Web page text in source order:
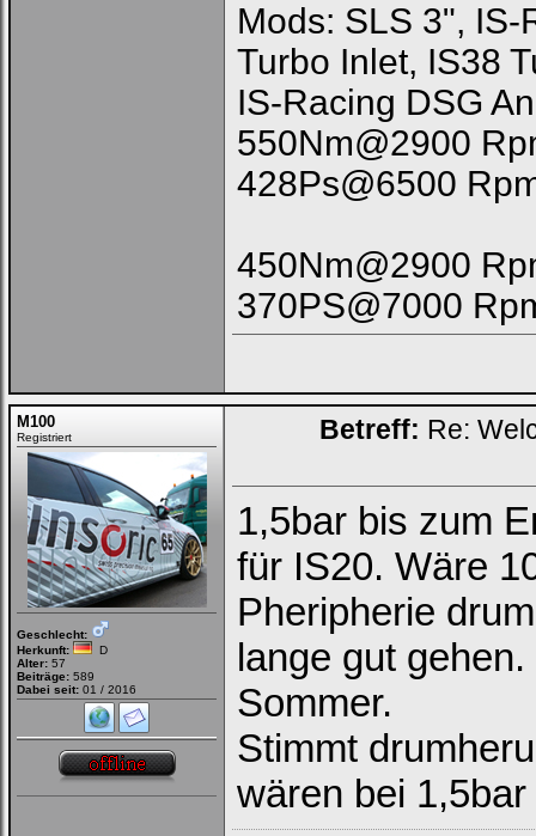
Mods: SLS 3",
Turbo Inlet, IS38
IS-Racing DSG
550Nm@2900
428Ps@6500
450Nm@2900
370PS@7000
M100
Registriert
Geschlecht:
Herkunft:
D
Alter: 57
Beiträge: 589
Dabei seit: 01 / 2016
Betreff: Re:
1,5bar bis zum
für IS20. Wäre
Pheripherie
lange gut
Sommer.
Stimmt
wären bei